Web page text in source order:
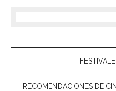
RECOMENDACIONES DE